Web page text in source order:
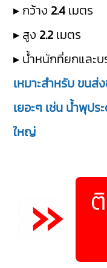
▸ กว้าง 2.4 เมตร
▸ สูง 2.2 เมตร
▸ น้ำหนักที่ยกและบ
เหมาะสำหรับ ขน
เยอะๆ เช่น น้ำพุป
ใหญ่